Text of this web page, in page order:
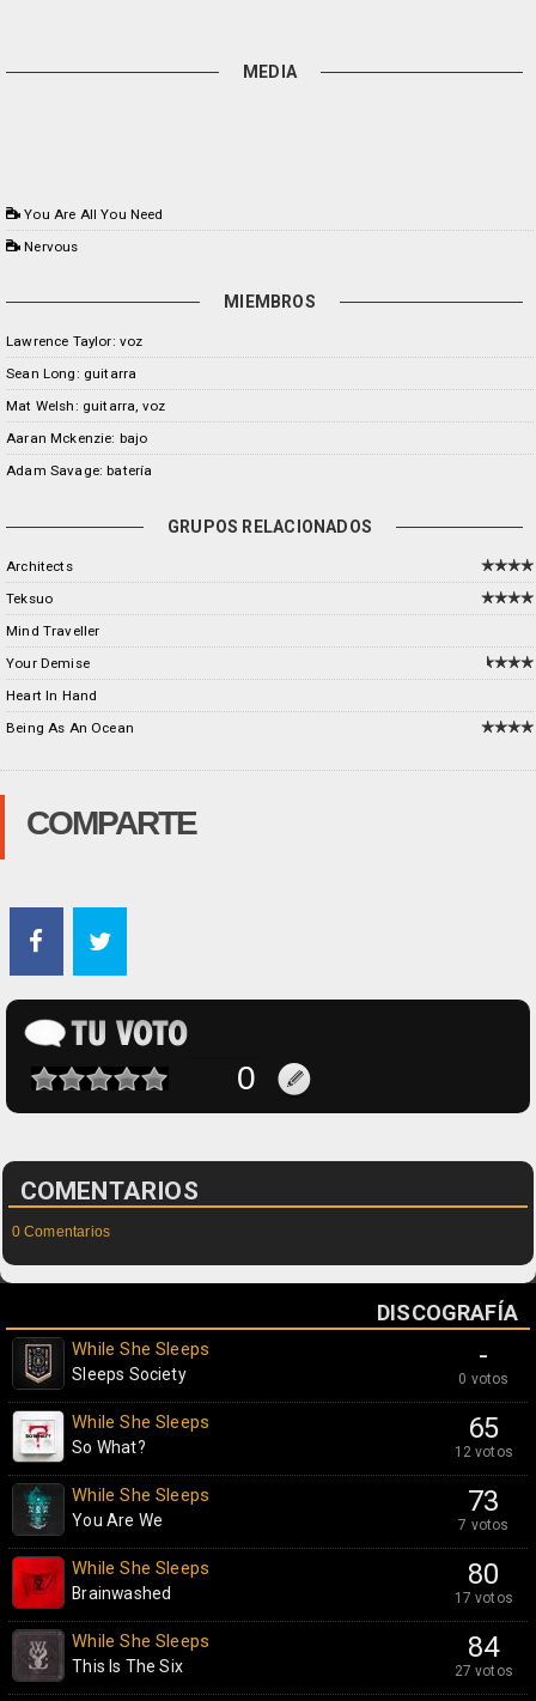
MEDIA
You Are All You Need
Nervous
MIEMBROS
Lawrence Taylor: voz
Sean Long: guitarra
Mat Welsh: guitarra, voz
Aaran Mckenzie: bajo
Adam Savage: batería
GRUPOS RELACIONADOS
Architects
Teksuo
Mind Traveller
Your Demise
Heart In Hand
Being As An Ocean
COMPARTE
COMENTARIOS
0 Comentarios
DISCOGRAFÍA
-
0 votos
While She Sleeps
Sleeps Society
65
12 votos
While She Sleeps
So What?
73
7 votos
While She Sleeps
You Are We
80
17 votos
While She Sleeps
Brainwashed
84
27 votos
While She Sleeps
This Is The Six